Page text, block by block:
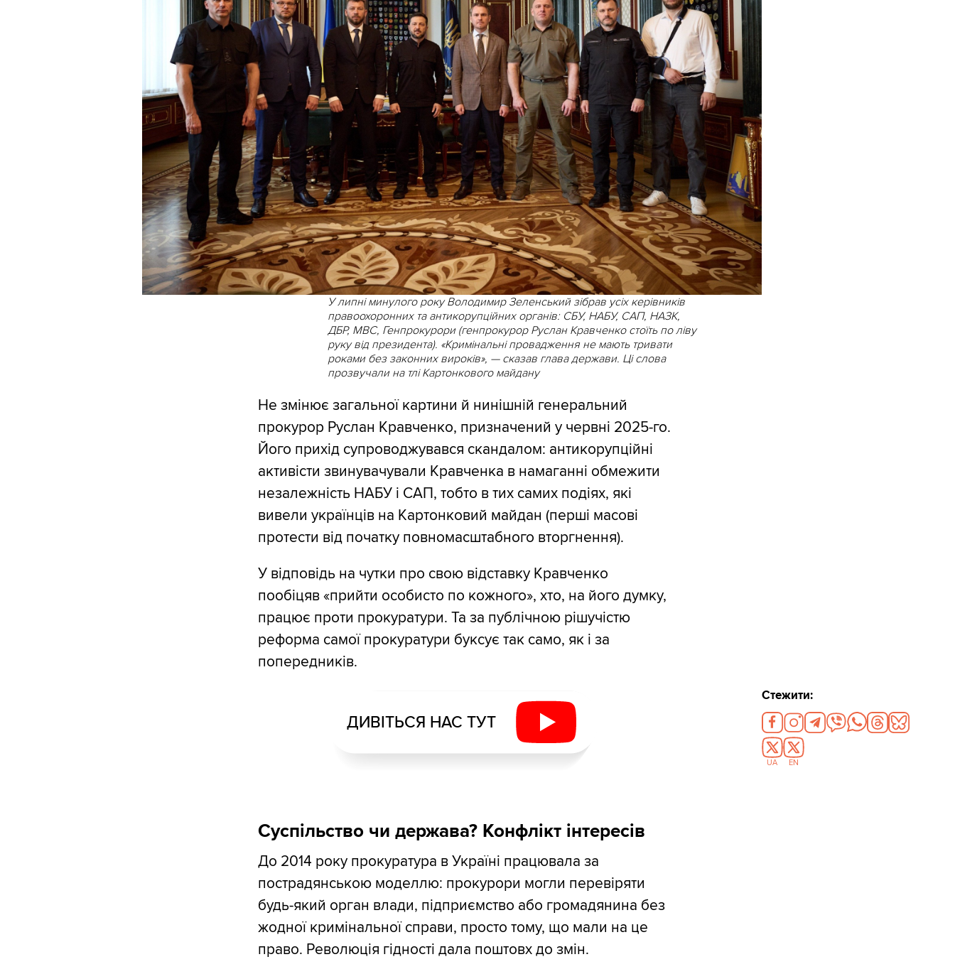
У липні минулого року Володимир Зеленський зібрав усіх керівників
правоохоронних та антикорупційних органів: СБУ, НАБУ, САП, НАЗК,
ДБР, МВС, Генпрокурори (генпрокурор Руслан Кравченко стоїть по ліву
руку від президента). «Кримінальні провадження не мають тривати
роками без законних вироків», — сказав глава держави. Ці слова
прозвучали на тлі Картонкового майдану
Не змінює загальної картини й нинішній генеральний
прокурор Руслан Кравченко, призначений у червні 2025-го.
Його прихід супроводжувався скандалом: антикорупційні
активісти звинувачували Кравченка в намаганні обмежити
незалежність НАБУ і САП, тобто в тих самих подіях, які
вивели українців на Картонковий майдан (перші масові
протести від початку повномасштабного вторгнення).
У відповідь на чутки про свою відставку Кравченко
пообіцяв «прийти особисто по кожного», хто, на його думку,
працює проти прокуратури. Та за публічною рішучістю
реформа самої прокуратури буксує так само, як і за
попередників.
ДИВІТЬСЯ НАС ТУТ
Суспільство чи держава? Конфлікт інтересів
До 2014 року прокуратура в Україні працювала за
пострадянською моделлю: прокурори могли перевіряти
будь-який орган влади, підприємство або громадянина без
жодної кримінальної справи, просто тому, що мали на це
право. Революція гідності дала поштовх до змін.
Стежити:
UA EN